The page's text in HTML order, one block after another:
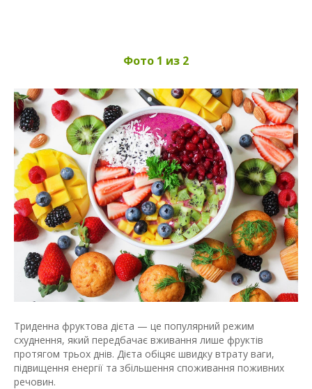
Фото 1 из 2
Триденна фруктова дієта — це популярний режим
схуднення, який передбачає вживання лише фруктів
протягом трьох днів. Дієта обіцяє швидку втрату ваги,
підвищення енергії та збільшення споживання поживних
речовин.